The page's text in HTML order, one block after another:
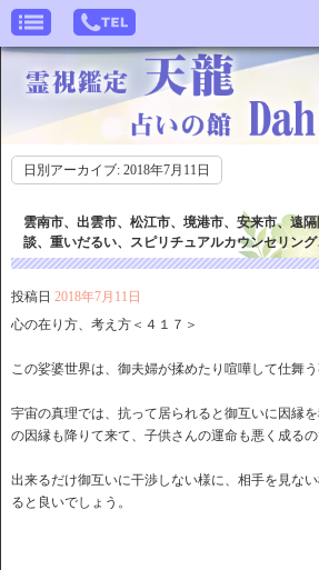
日別アーカイブ: 2018年7月11日
雲南市、出雲市、松江市、境港市、安来市、遠
談、重いだるい、スピリチュアルカウンセリン
投稿日 2018年7月11日
心の在り方、考え方＜４１７＞
この娑婆世界は、御夫婦が揉めたり喧嘩して仕舞う
宇宙の真理では、抗って居られると御互いに因縁
の因縁も降りて来て、子供さんの運命も悪く成るの
出来るだけ御互いに干渉しない様に、相手を見な
ると良いでしょう。